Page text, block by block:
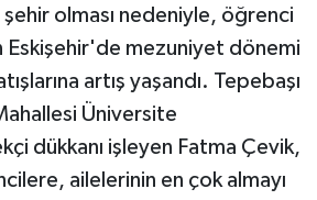
olması nedeniyle, öğrenci
Eskişehir'de mezuniyet dönemi
artış yaşandı. Tepebaşı
Üniversite
dükkanı işleyen Fatma Çevik,
ailelerinin en çok almayı